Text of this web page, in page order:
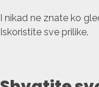
I nikad ne znate ko
Iskoristite sve prilike.